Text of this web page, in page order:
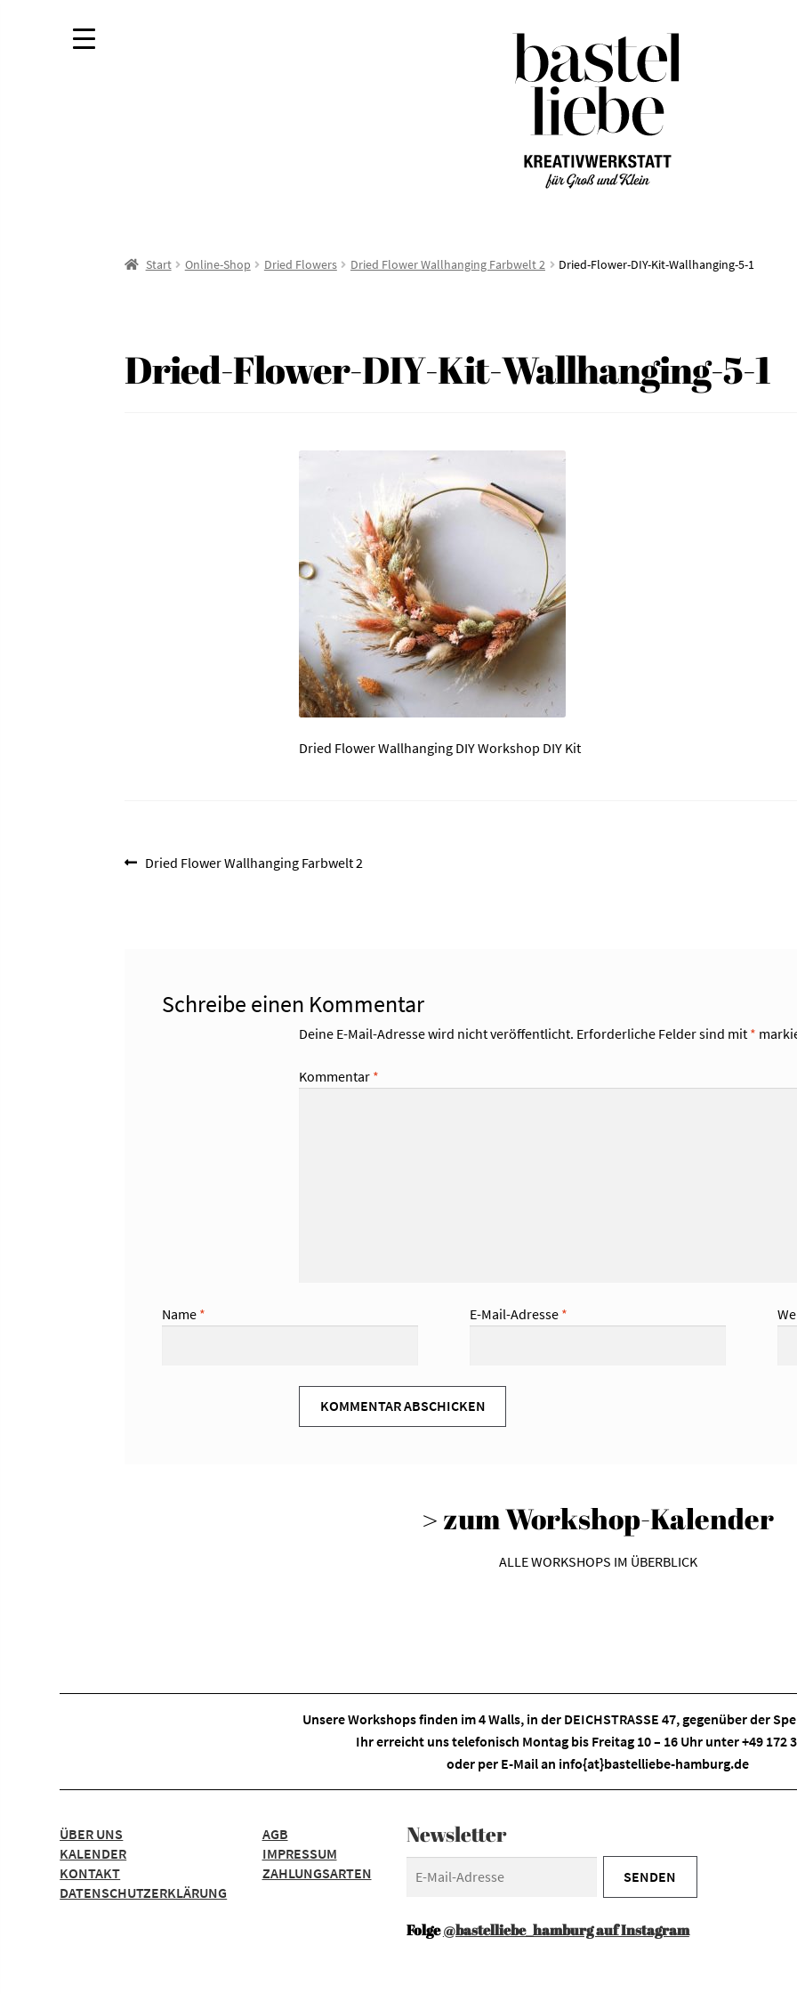
Navigation
springen
Zum
Inhalt
springen
Start Online-Shop Dried Flowers Dried Flower Wallhanging Farbwelt 2 Dried-Flower-DIY-Kit-Wallhanging-5-1
Dried-Flower-DIY-Kit-Wallhanging-5-1
Dried Flower Wallhanging DIY Workshop DIY Kit
Beitragsnavigation
Vorheriger
Dried Flower Wallhanging Farbwelt 2
Schreibe einen Kommentar
Deine E-Mail-Adresse wird nicht veröffentlicht. Erforderliche Felder sind mit *
Kommentar *
Name * E-Mail-Adresse *
> zum Workshop-Kalender
ALLE WORKSHOPS IM ÜBERBLICK
Unsere Workshops finden im4 Walls, in der DEICHSTRASSE 47, gegenüber der
Ihr erreicht uns telefonisch Montag bis Freitag 10 – 16 Uhr unter +49 172
oder per E-Mail an info{at}bastelliebe-hamburg.de
ÜBER UNS
KALENDER
KONTAKT
DATENSCHUTZERKLÄRUNG
AGB
IMPRESSUM
ZAHLUNGSARTEN
Newsletter
Folge@bastelliebe_hamburg auf Instagram